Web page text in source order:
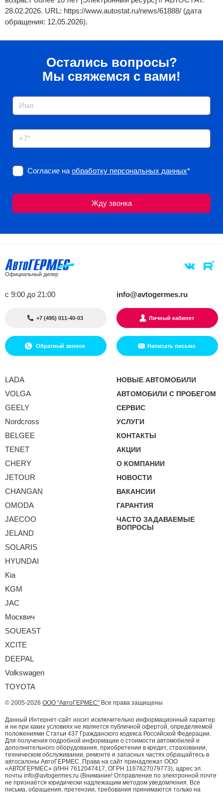
28.02.2026. URL: https://www.autostat.ru/news/61888/ (дата
обращения: 12.05.2026).
Остались вопросы?
Мы свяжемся с вами!
Согласие наобработку персональных данных*
Официальный дилер
с 9:00 до 21:00 info@avtogermes.ru
+7 (495) 011-40-03 Личный кабинет
Обратный звонок Написать письмо
LADA
VOLGA
GEELY
Nordcross
BELGEE
TENET
CHERY
JETOUR
CHANGAN
OMODA
JAECOO
JELAND
SOLARIS
HYUNDAI
Kia
KGM
JAC
Москвич
SOUEAST
XCITE
DEEPAL
Volkswagen
TOYOTA
НОВЫЕ АВТОМОБИЛИ
АВТОМОБИЛИ С ПРОБЕГОМ
СЕРВИС
УСЛУГИ
КОНТАКТЫ
АКЦИИ
О КОМПАНИИ
НОВОСТИ
ВАКАНСИИ
ГАРАНТИЯ
ЧАСТО ЗАДАВАЕМЫЕ
ВОПРОСЫ
© 2005-2026 ООО "АвтоГЕРМЕС" Все права защищены
Данный Интернет-сайт носит исключительно информационный характер
и ни при каких условиях не является публичной офертой, определяемой
положениями Статьи 437 Гражданского кодекса Российской Федерации.
Для получения подробной информации о стоимости автомобилей и
дополнительного оборудования, приобретении в кредит, страховании,
техническом обслуживании, ремонте и запасных частях обращайтесь в
автосалоны АвтоГЕРМЕС. Права на сайт принадлежат ООО
«АВТОГЕРМЕС» (ИНН 7612047417, ОГРН 1167627079773), адрес эл.
почты info@avtogermes.ru (Внимание! Отправление по электронной почте
не признаётся юридически надлежащим методом уведомления. Все
письма, обращения, претензии, требования принимаются только на